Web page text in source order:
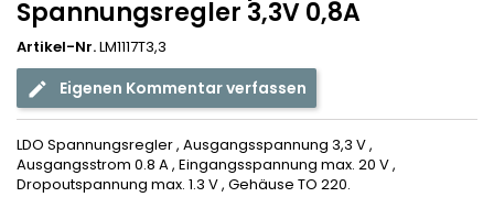
Spannungsregler 3,3V 0,8A
Artikel-Nr.LM1117T3,3
Eigenen Kommentar verfassen
LDO Spannungsregler , Ausgangsspannung 3,3 V ,
Ausgangsstrom 0.8 A , Eingangsspannung max. 20 V ,
Dropoutspannung max. 1.3 V , Gehäuse TO 220.